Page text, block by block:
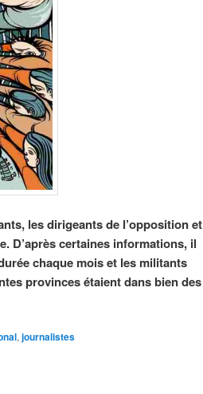
les dirigeants de l’opposition et
D’après certaines informations, il
chaque mois et les militants
provinces étaient dans bien des
, journalistes